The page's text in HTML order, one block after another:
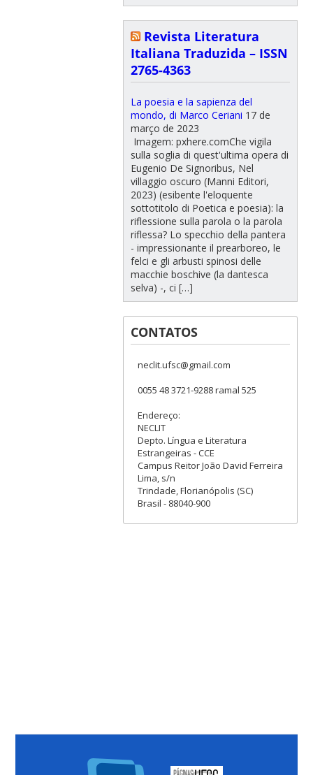
Revista Literatura
Italiana Traduzida – ISSN
2765-4363
La poesia e la sapienza del
mondo, di Marco Ceriani 17 de
março de 2023
Imagem: pxhere.comChe vigila
sulla soglia di quest'ultima opera di
Eugenio De Signoribus, Nel
villaggio oscuro (Manni Editori,
2023) (esibente l'eloquente
sottotitolo di Poetica e poesia): la
riflessione sulla parola o la parola
riflessa? Lo specchio della pantera
- impressionante il prearboreo, le
felci e gli arbusti spinosi delle
macchie boschive (la dantesca
selva) -, ci […]
CONTATOS
neclit.ufsc@gmail.com
0055 48 3721-9288 ramal 525
Endereço:
NECLIT
Depto. Língua e Literatura
Estrangeiras - CCE
Campus Reitor João David Ferreira
Lima, s/n
Trindade, Florianópolis (SC)
Brasil - 88040-900